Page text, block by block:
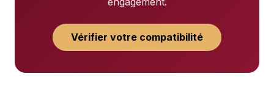
Vérifier votre compatibilité